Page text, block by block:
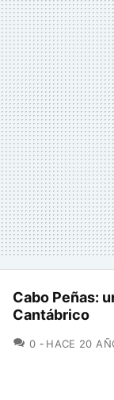
Cabo Peñas:
Cantábrico
0 COMENTARIOS
HACE 20